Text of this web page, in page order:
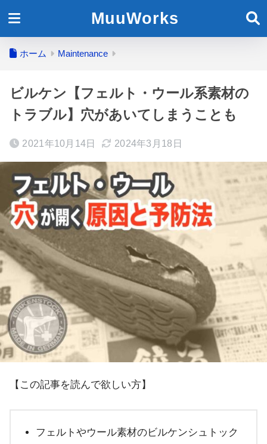
MuuWorks
ホーム Maintenance
ビルケン【フェルト・ウール系素材の
トラブル】穴があいてしまうことも
2021年10月14日 2024年3月18日
【この記事を読んで欲しい方】
フェルトやウール素材のビルケンシュトック